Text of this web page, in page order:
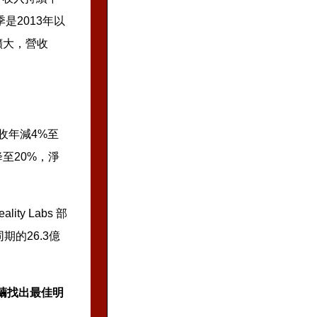
是2013年以
，營收
年減4%至
20%，淨
Labs 部
期的26.3億
找出最佳明